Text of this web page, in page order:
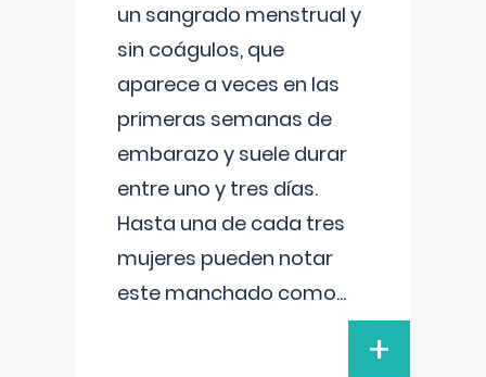
un sangrado menstrual y
sin coágulos, que
aparece a veces en las
primeras semanas de
embarazo y suele durar
entre uno y tres días.
Hasta una de cada tres
mujeres pueden notar
este manchado como...
+